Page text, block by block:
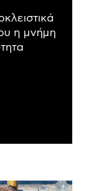
η μνήμη